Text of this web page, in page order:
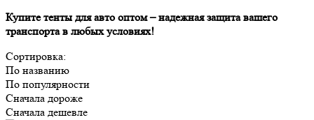
Купите тенты для авто оптом – надежная защита вашего
транспорта в любых условиях!
Сортировка:
По названию
По популярности
Сначала дороже
Сначала дешевле